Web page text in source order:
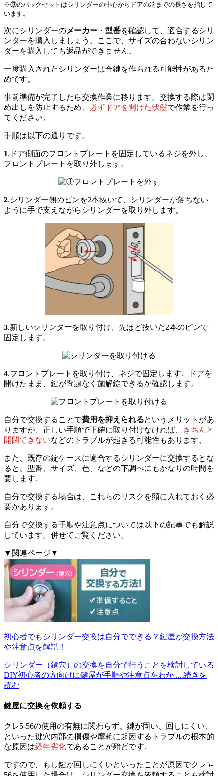
※③のバックセットはシリンダーの中心からドアの端までの長さを指して
います。
次にシリンダーのメーカー ・ 型番を確認して、適合するシリ
ンダーを購入しましょう。ここで、サイズの合わないシリン
ダーを購入しても返品ができません。
一度購入されたシリンダーは合鍵を作られる可能性があるた
めです。
事前準備が完了したら交換作業に移ります。交換する際は閉
め出しを防止するため、 必ずドアを開けた状態で作業を行っ
てください。
手順は以下の通りです。
1.ドア側面のフロントプレートを固定しているネジを外し、
フロントプレートを取り外します。
2.シリンダー側のピンを2本抜いて、シリンダーが落ちない
ように手で支えながらシリンダーを取り外します。
3.新しいシリンダーを取り付け、先ほど抜いた2本のピンで
固定します。
4.フロントプレートを取り付け、ネジで固定します。ドアを
開けたまま、鍵が問題なく施解錠できるか確認します。
自分で交換することで費用を抑えられるというメリットがあ
りますが、正しい手順で正確に取り付けなければ、
きちんと
開閉できないなどのトラブルが起きる可能性もあります。
また、既存の錠ケースに適合するシリンダーに交換するとな
ると、型番、サイズ、色、などの下調べにもかなりの時間を
要します。
自分で交換する場合は、これらのリスクを頭に入れておく必
要があります。
自分で交換する手順や注意点については以下の記事でも解説
しています。併せてご覧ください。
▼関連ページ▼
初心者でもシリンダー交換は自分でできる？鍵屋が交換方法
や注意点を解説！
シリンダー（鍵穴）の交換を自分で行うことを検討している
DIY初心者の方向けに鍵屋が手順や注意点をわか ... 続きを
読む
鍵屋に交換を依頼する
クレ5-56の使用の有無に関わらず、鍵が固い、回しにくい、
といった鍵穴内部の損傷や摩耗に起因するトラブルの根本的
な原因は経年劣化であることが殆どです。
ですので、もし鍵が回しにくいといったことが原因でクレ5-